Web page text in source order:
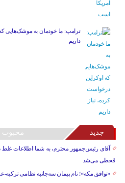
ترامپ: ما خودمان به موشک‌هایی
داریم
جدید محبوب
آقای رئیس‌جمهور محترم، به شما اطلاعات غلط
قحطی می‌شد
«توافق مکه»؛ نام پیمان سه‌جانبه نظامی